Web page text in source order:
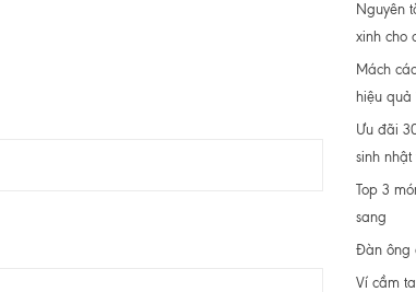
Nguyên
xinh cho
Mách
hiệu quả
Ưu đãi
sinh
Top 3
sang
Đàn ông
Ví cầm